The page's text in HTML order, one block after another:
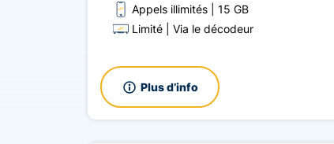
Appels illimités
15 GB
Limité
Via le décodeur
Plus d’info